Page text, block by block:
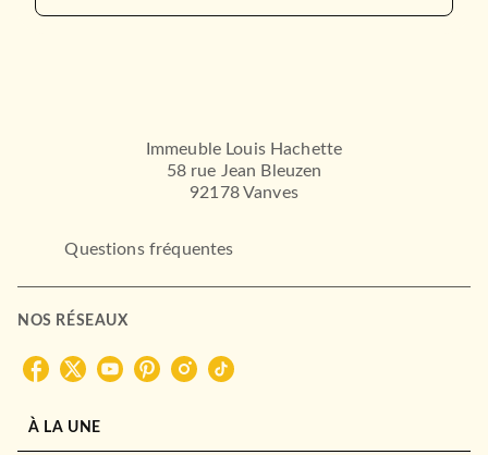
Immeuble Louis Hachette
58 rue Jean Bleuzen
92178 Vanves
Questions fréquentes
NOS RÉSEAUX
À LA UNE